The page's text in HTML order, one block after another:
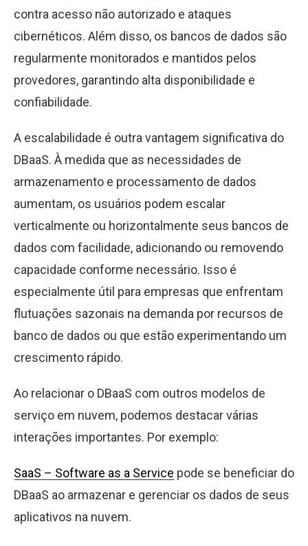
contra acesso não autorizado e ataques
cibernéticos. Além disso, os bancos de dados são
regularmente monitorados e mantidos pelos
provedores, garantindo alta disponibilidade e
confiabilidade.
A escalabilidade é outra vantagem significativa do
DBaaS. À medida que as necessidades de
armazenamento e processamento de dados
aumentam, os usuários podem escalar
verticalmente ou horizontalmente seus bancos de
dados com facilidade, adicionando ou removendo
capacidade conforme necessário. Isso é
especialmente útil para empresas que enfrentam
flutuações sazonais na demanda por recursos de
banco de dados ou que estão experimentando um
crescimento rápido.
Ao relacionar o DBaaS com outros modelos de
serviço em nuvem, podemos destacar várias
interações importantes. Por exemplo:
SaaS – Software as a Service pode se beneficiar do
DBaaS ao armazenar e gerenciar os dados de seus
aplicativos na nuvem.